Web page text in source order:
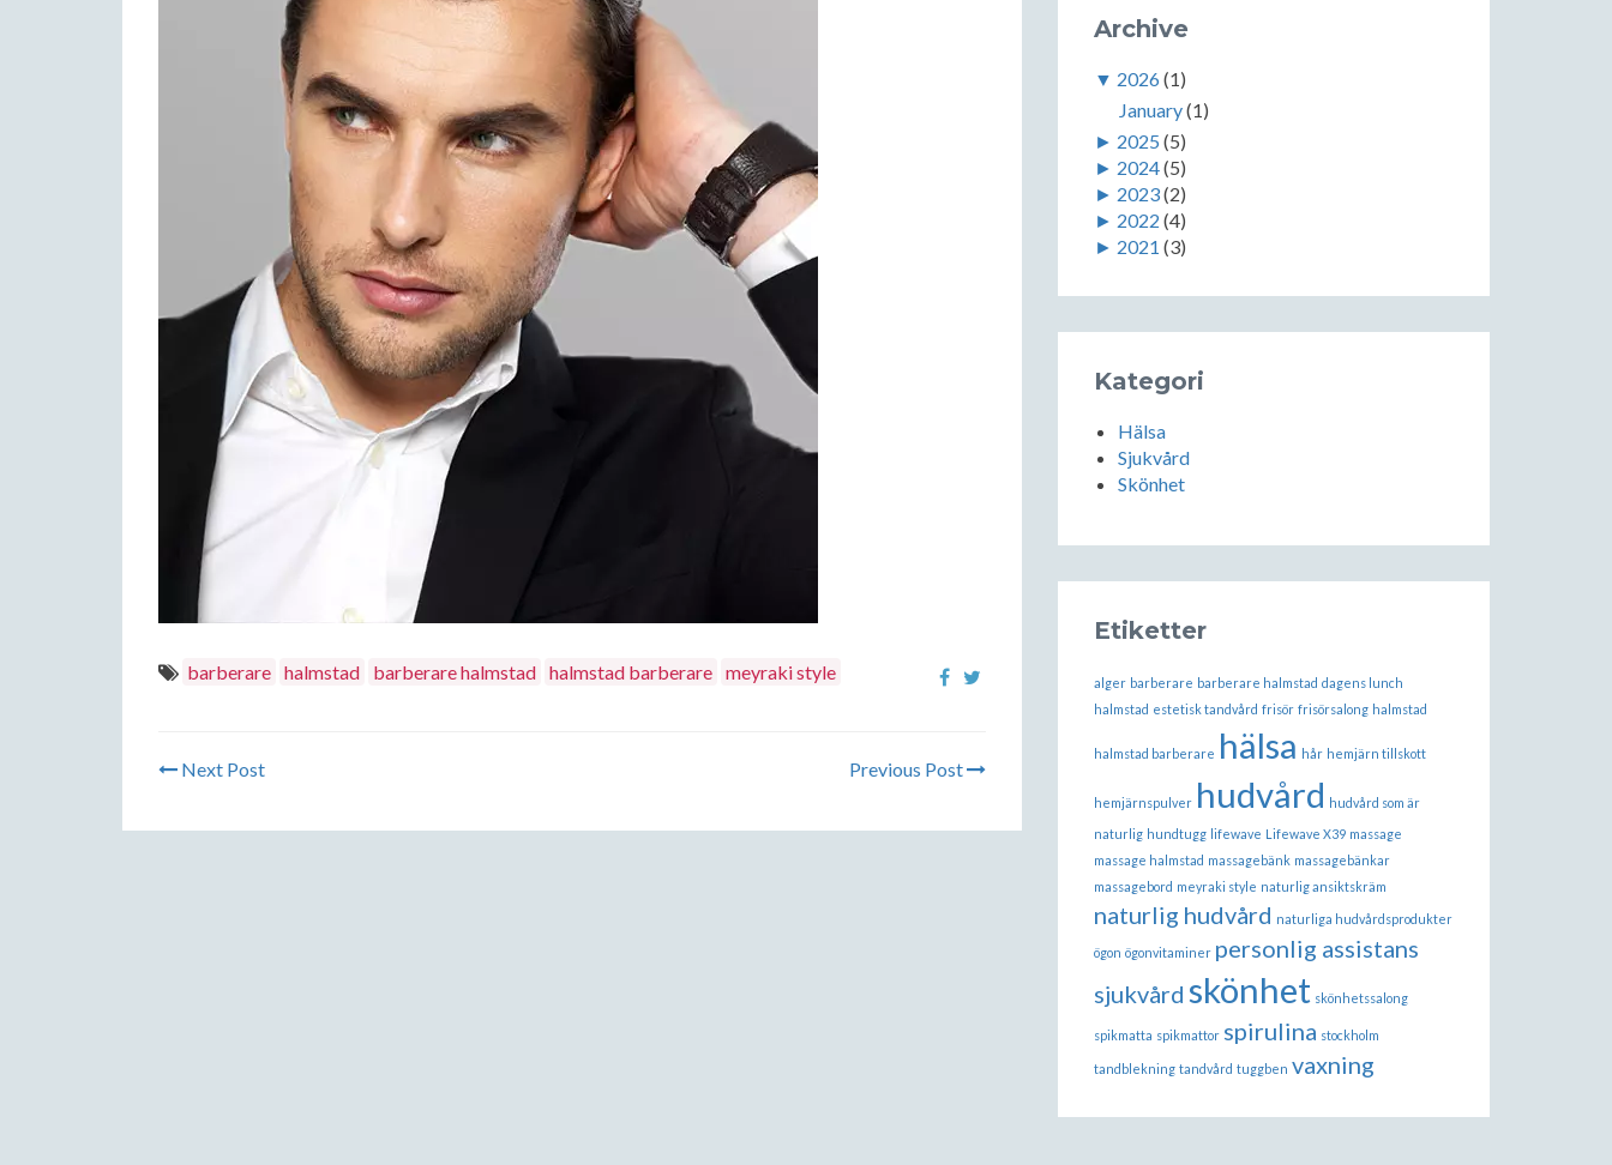
barberare halmstad barberare halmstad halmstad barberare meyraki style
Next Post Previous Post
Archive
▼ 2026(1)
January(1)
► 2025 (5)
► 2024(5)
► 2023(2)
► 2022 (4)
► 2021 (3)
Kategori
Hälsa
Sjukvård
Skönhet
Etiketter
alger barberare barberare halmstad dagens lunch
halmstad estetisk tandvård frisör frisörsalong halmstad
halmstad barberare hälsa hår hemjärn tillskott
hemjärnspulver hudvård hudvård som är
naturlig hundtugg lifewave Lifewave X39 massage
massage halmstad massagebänk massagebänkar
massagebord meyraki style naturlig ansiktskräm
naturlig hudvård naturliga hudvårdsprodukter
ögon ögonvitaminer personlig assistans
sjukvård skönhet skönhetssalong
spikmatta spikmattor spirulina stockholm
tandblekning tandvård tuggben vaxning